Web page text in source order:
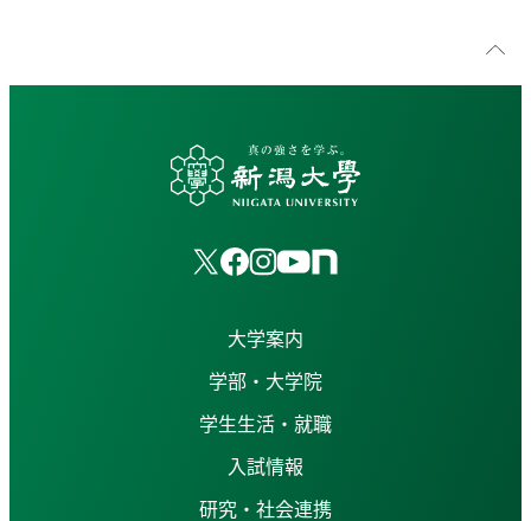
大学案内
学部・大学院
学生生活・就職
入試情報
研究・社会連携